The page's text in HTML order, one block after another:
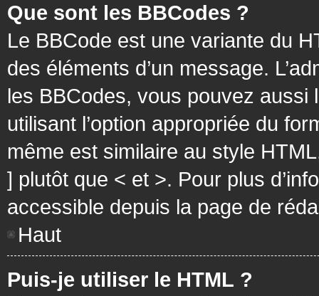
Que sont les BBCodes ?
Le BBCode est une variante du
des éléments d’un message.
les BBCodes, vous pouvez
utilisant l’option appropriée du
même est similaire au style
] plutôt que < et >. Pour plus
accessible depuis la page de
Haut
Puis-je utiliser le HTML ?